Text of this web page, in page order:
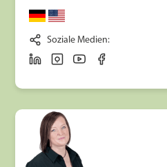
Soziale Medien: